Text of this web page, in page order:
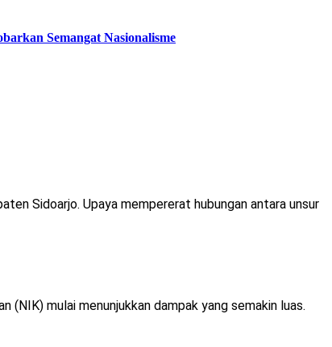
Semangat Nasionalisme
Sidoarjo. Upaya mempererat hubungan antara unsur
mulai menunjukkan dampak yang semakin luas.